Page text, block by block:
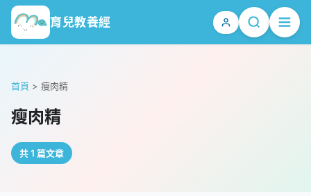
育兒教養經
首頁 > 瘦肉精
瘦肉精
共 1 篇文章